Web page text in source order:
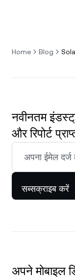
Home Blog
नवीनतम
और रिपोर्ट
सब्सक्राइब करें
अपने मोबाइल